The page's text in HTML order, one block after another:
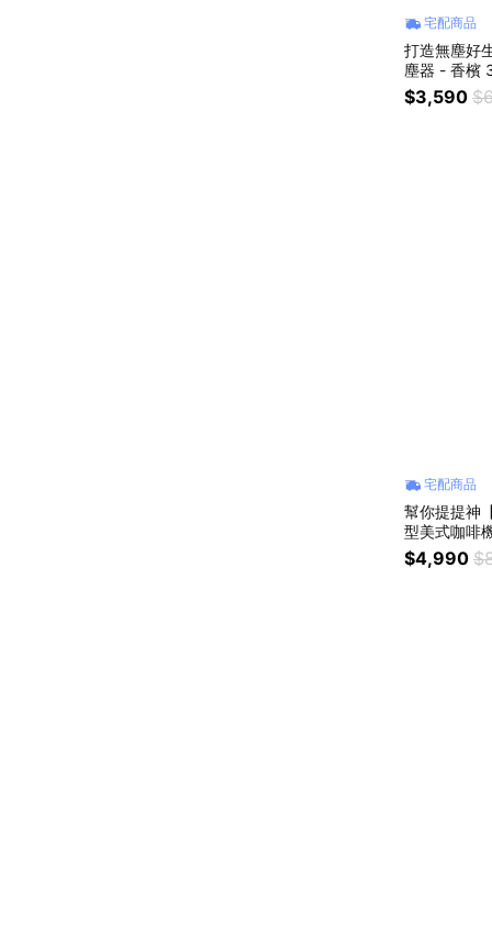
宅配商品
打造無塵好
塵器 - 香檳
力 無線吸塵
$3,590
宅配商品
幫你提提神
型美式咖啡
每日一杯 早
$4,990